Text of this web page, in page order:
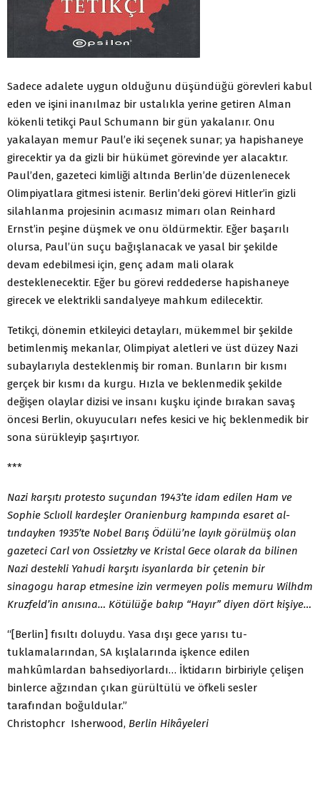
Sadece adalete uygun olduğunu düşündüğü görevleri kabul
eden ve işini inanılmaz bir ustalıkla yerine getiren Alman
kökenli tetikçi Paul Schumann bir gün yakalanır. Onu
yakalayan memur Paul’e iki seçenek sunar; ya hapishaneye
girecektir ya da gizli bir hükümet görevinde yer alacaktır.
Paul’den, gazeteci kimliği altında Berlin’de düzenlenecek
Olimpiyatlara gitmesi istenir. Berlin’deki görevi Hitler’in gizli
silahlanma projesinin acımasız mimarı olan Reinhard
Ernst’in peşine düşmek ve onu öldürmektir. Eğer başarılı
olursa, Paul’ün suçu bağışlanacak ve yasal bir şekilde
devam edebilmesi için, genç adam mali olarak
desteklenecektir. Eğer bu görevi reddederse hapishaneye
girecek ve elektrikli sandalyeye mahkum edilecektir.
Tetikçi, dönemin etkileyici detayları, mükemmel bir şekilde
betimlenmiş mekanlar, Olimpiyat aletleri ve üst düzey Nazi
subaylarıyla desteklenmiş bir roman. Bunların bir kısmı
gerçek bir kısmı da kurgu. Hızla ve beklenmedik şekilde
değişen olaylar dizisi ve insanı kuşku içinde bırakan savaş
öncesi Berlin, okuyucuları nefes kesici ve hiç beklenmedik bir
sona sürükleyip şaşırtıyor.
***
Nazi karşıtı protesto suçundan 1943’te idam edilen Ham ve
Sophie Sclıoll kardeşler Oranienburg kampında esaret al­
tındayken 1935’te Nobel Barış Ödülü’ne layık görülmüş olan
gazeteci Carl von Ossietzky ve Kristal Gece olarak da bilinen
Nazi destekli Yahudi karşıtı isyanlarda bir çetenin bir
sinagogu harap etmesine izin vermeyen polis memuru Wilhdm
Kruzfeld’in anısına… Kötülüğe bakıp “Hayır” diyen dört kişiye…
“[Berlin] fısıltı doluydu. Yasa dışı gece yarısı tu­
tuklamalarından, SA kışlalarında işkence edilen
mahkûmlardan bahsediyorlardı… İktidarın birbiriyle çelişen
binlerce ağzından çıkan gürültülü ve öfkeli sesler
tarafından boğuldular.”
Christophcr Isherwood, Berlin Hikâyeleri